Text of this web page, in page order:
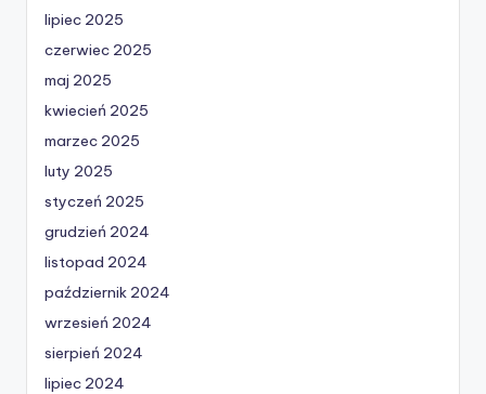
lipiec 2025
czerwiec 2025
maj 2025
kwiecień 2025
marzec 2025
luty 2025
styczeń 2025
grudzień 2024
listopad 2024
październik 2024
wrzesień 2024
sierpień 2024
lipiec 2024